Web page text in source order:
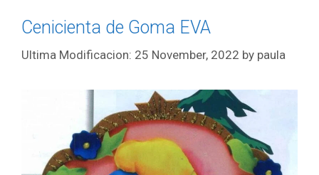
Cenicienta de Goma EVA
25 November, 2022 by paula